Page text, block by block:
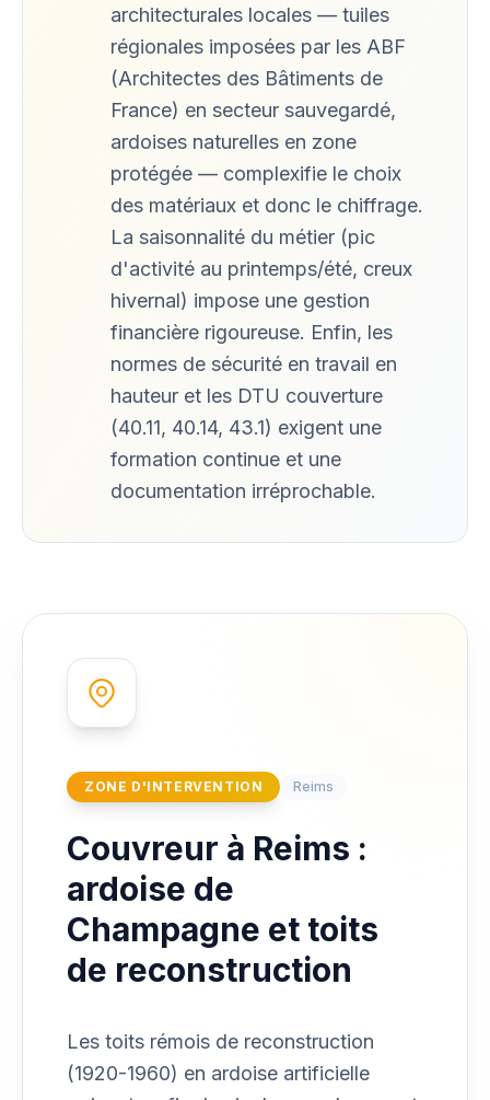
architecturales locales — tuiles
régionales imposées par les ABF
(Architectes des Bâtiments de
France) en secteur sauvegardé,
ardoises naturelles en zone
protégée — complexifie le choix
des matériaux et donc le chiffrage.
La saisonnalité du métier (pic
d'activité au printemps/été, creux
hivernal) impose une gestion
financière rigoureuse. Enfin, les
normes de sécurité en travail en
hauteur et les DTU couverture
(40.11, 40.14, 43.1) exigent une
formation continue et une
documentation irréprochable.
ZONE D'INTERVENTION Reims
Couvreur à Reims :
ardoise de
Champagne et toits
de reconstruction
Les toits rémois de reconstruction
(1920-1960) en ardoise artificielle